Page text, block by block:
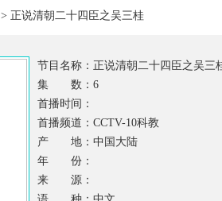
> 正说清朝二十四臣之吴三桂
节目名称： 正说清朝二十四臣之吴三
集 数：6
首播时间：
首播频道：CCTV-10科教
产 地：中国大陆
年 份：
来 源：